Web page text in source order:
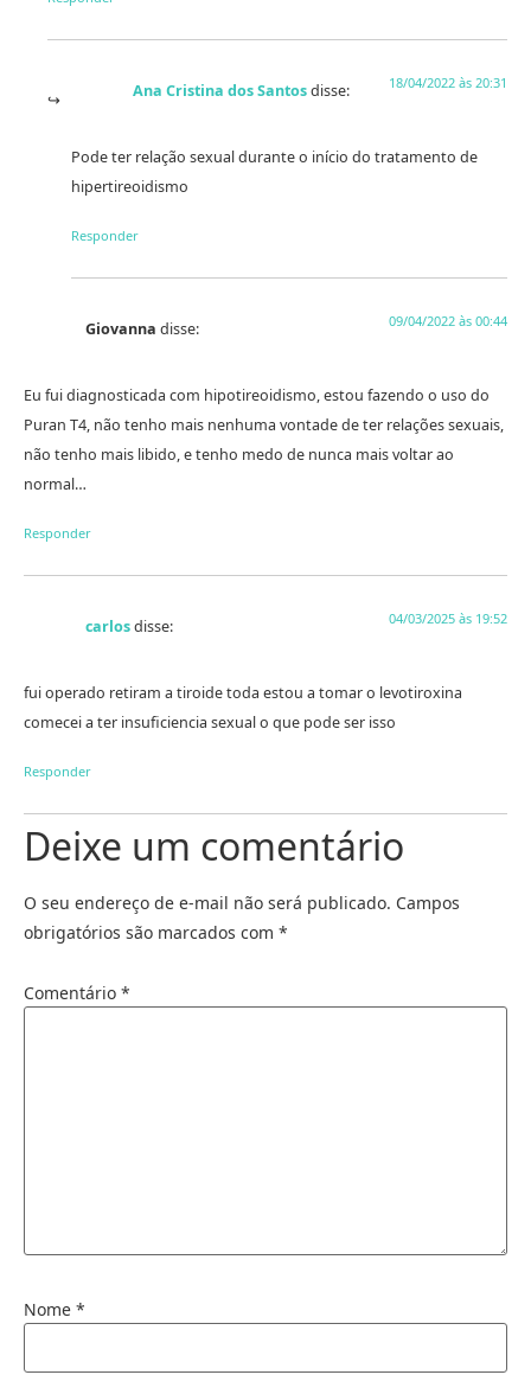
Ana Cristina dos Santosdisse: 18/04/2022 às 20:31
Pode ter relação sexual durante o início do tratamento de
hipertireoidismo
Responder
Giovanna disse: 09/04/2022 às 00:44
Eu fui diagnosticada com hipotireoidismo, estou fazendo o uso do
Puran T4, não tenho mais nenhuma vontade de ter relações sexuais,
não tenho mais libido, e tenho medo de nunca mais voltar ao
normal…
Responder
carlosdisse: 04/03/2025 às 19:52
fui operado retiram a tiroide toda estou a tomar o levotiroxina
comecei a ter insuficiencia sexual o que pode ser isso
Responder
Deixe um comentário
O seu endereço de e-mail não será publicado. Campos
obrigatórios são marcados com *
Comentário *
Nome *